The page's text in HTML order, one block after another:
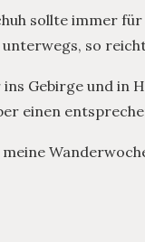
sollte immer
so
Gebirge und in
einen
meine